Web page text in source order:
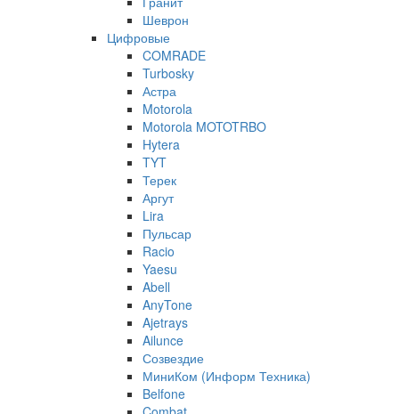
Шеврон
Цифровые
COMRADE
Turbosky
Астра
Motorola
Motorola MOTOTRBO
Hytera
TYT
Терек
Аргут
Lira
Пульсар
Racio
Yaesu
Abell
AnyTone
Ajetrays
Ailunce
Созвездие
МиниКом (Информ Техника)
Belfone